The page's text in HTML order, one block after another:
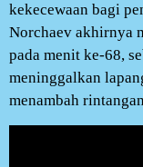
kekecewaan bagi
Norchaev akhirnya
pada menit ke-68,
meninggalkan
menambah